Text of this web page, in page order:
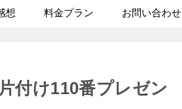
想 料金プラン お問い合わせ
付け110番プレゼン